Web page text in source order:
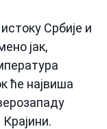
Србије и
јак,
ће највиша